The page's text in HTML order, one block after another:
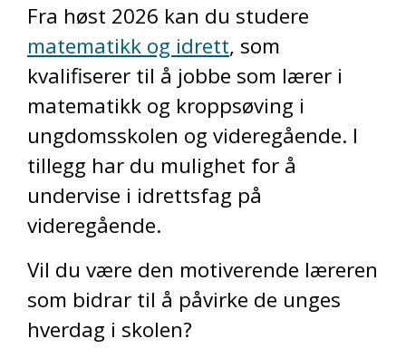
Fra høst 2026 kan du studere
matematikk og idrett, som
kvalifiserer til å jobbe som lærer i
matematikk og kroppsøving i
ungdomsskolen og videregående. I
tillegg har du mulighet for å
undervise i idrettsfag på
videregående.
Vil du være den motiverende læreren
som bidrar til å påvirke de unges
hverdag i skolen?